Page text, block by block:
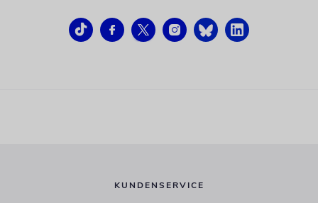
KUNDENSERVICE